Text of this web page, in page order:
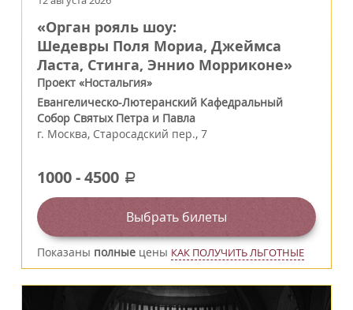
«Орган рояль шоу:
Шедевры Поля Мориа, Джеймса
Ласта, Стинга, Эннио Морриконе»
Проект «Ностальгия»
Евангелическо-Лютеранский Кафедральный
Собор Святых Петра и Павла
г. Москва, Старосадский пер., 7
1000-4500 a
Выбрать билеты
Показаны полные цены КАК ПОЛУЧИТЬ ЛЬГОТНЫЕ